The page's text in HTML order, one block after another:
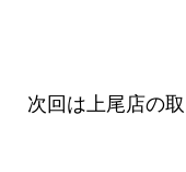
次回は上尾店の